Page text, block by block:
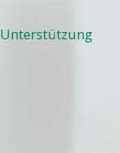
Unterstützung